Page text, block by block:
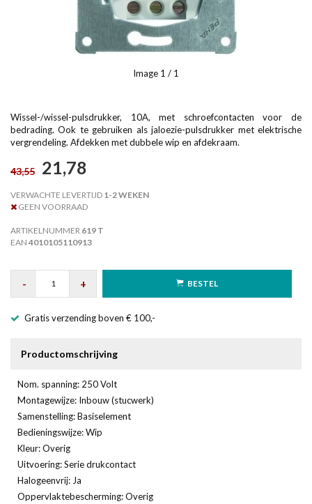
Image 1 / 1
Wissel-/wissel-pulsdrukker, 10A, met schroefcontacten voor de
bedrading. Ook te gebruiken als jaloezie-pulsdrukker met elektrische
vergrendeling. Afdekken met dubbele wip en afdekraam.
43,55 21,78
VERWACHTE LEVERTIJD 1-2 WEKEN
GEEN VOORRAAD
ARTIKELNUMMER 619 T
EAN 4010105110913
- + BESTEL
Gratis verzending boven € 100,-
Productomschrijving
Nom. spanning: 250 Volt
Montagewijze: Inbouw (stucwerk)
Samenstelling: Basiselement
Bedieningswijze: Wip
Kleur: Overig
Uitvoering: Serie drukcontact
Halogeenvrij: Ja
Oppervlaktebescherming: Overig